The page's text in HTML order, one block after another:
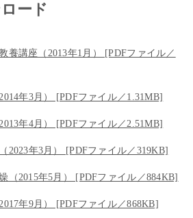
ード
養講座（2013年1月） [PDFファイル／
年3月） [PDFファイル／1.31MB]
年4月） [PDFファイル／2.51MB]
2023年3月） [PDFファイル／319KB]
（2015年5月） [PDFファイル／884KB]
年9月） [PDFファイル／868KB]